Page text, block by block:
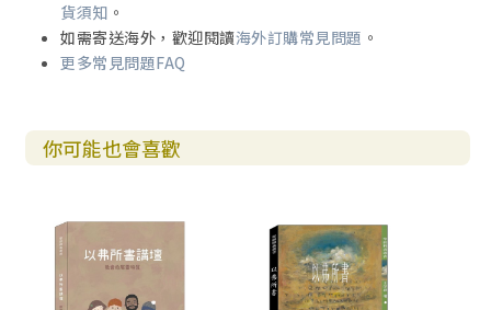
貨須知 。
如需寄送海外，歡迎閱讀海外訂購常見問題 。
更多常見問題FAQ
你可能也會喜歡